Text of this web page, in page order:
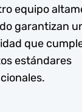
equipo
garantizan
que
estándares